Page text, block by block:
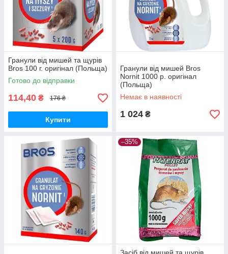
Гранули від мишей та щурів
Bros 100 г. оригінал (Польща)
Готово до відправки
114,40 ₴ 176 ₴
Купити
Гранули від мишей Bros
Nornit 1000 р. оригінал
(Польща)
Немає в наявності
1 024 ₴
–35%